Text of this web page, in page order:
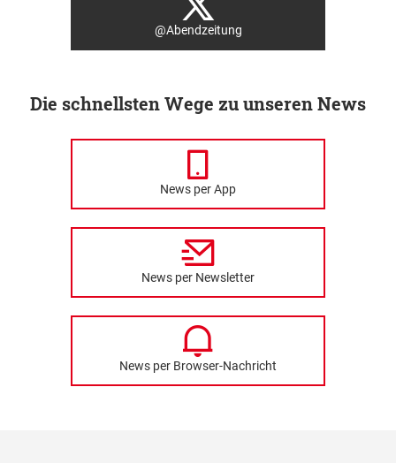
@Abendzeitung
Die schnellsten Wege zu unseren News
News per App
News per Newsletter
News per Browser-Nachricht